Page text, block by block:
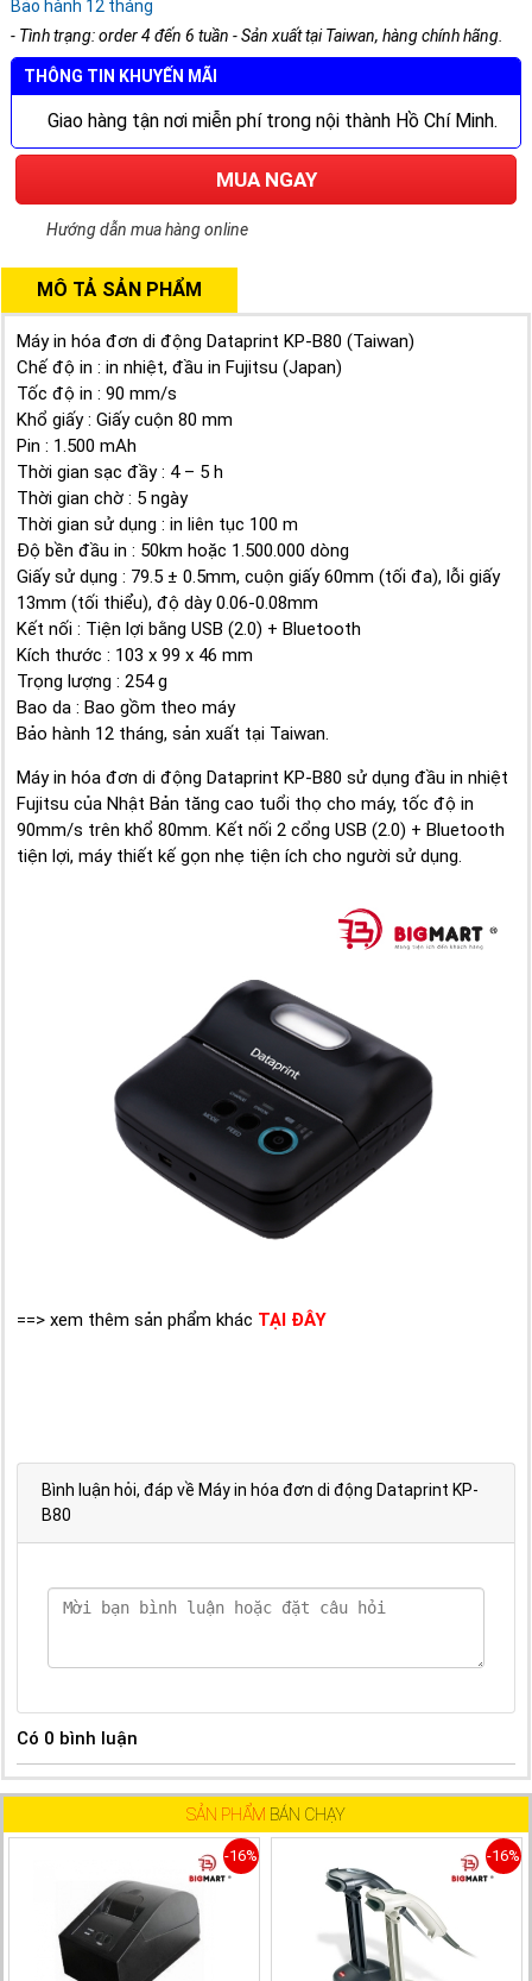
Bảo hành 12 tháng
- Tình trạng: order 4 đến 6 tuần - Sản xuất tại Taiwan, hàng chính hãng.
THÔNG TIN KHUYẾN MÃI
Giao hàng tận nơi miễn phí trong nội thành Hồ Chí Minh.
MUA NGAY
Hướng dẫn mua hàng online
MÔ TẢ SẢN PHẨM
Máy in hóa đơn di động Dataprint KP-B80 (Taiwan)
Chế độ in : in nhiệt, đầu in Fujitsu (Japan)
Tốc độ in : 90 mm/s
Khổ giấy : Giấy cuộn 80 mm
Pin : 1.500 mAh
Thời gian sạc đầy : 4 – 5 h
Thời gian chờ : 5 ngày
Thời gian sử dụng : in liên tục 100 m
Độ bền đầu in : 50km hoặc 1.500.000 dòng
Giấy sử dụng : 79.5 ± 0.5mm, cuộn giấy 60mm (tối đa), lỗi giấy
13mm (tối thiểu), độ dày 0.06-0.08mm
Kết nối : Tiện lợi bằng USB (2.0) + Bluetooth
Kích thước : 103 x 99 x 46 mm
Trọng lượng : 254 g
Bao da : Bao gồm theo máy
Bảo hành 12 tháng, sản xuất tại Taiwan.
Máy in hóa đơn di động Dataprint KP-B80 sử dụng đầu in nhiệt
Fujitsu của Nhật Bản tăng cao tuổi thọ cho máy, tốc độ in
90mm/s trên khổ 80mm. Kết nối 2 cổng USB (2.0) + Bluetooth
tiện lợi, máy thiết kế gọn nhẹ tiện ích cho người sử dụng.
==> xem thêm sản phẩm khác TẠI ĐÂY
Bình luận hỏi, đáp về Máy in hóa đơn di động Dataprint KP-
B80
Có 0 bình luận
SẢN PHẨM BÁN CHẠY
-16% -16%